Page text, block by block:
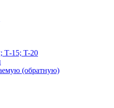
Т-15; T-20
(обратную)